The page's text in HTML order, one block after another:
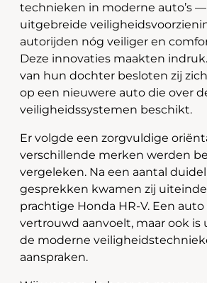
technieken in moderne auto’s
uitgebreide
autorijden nóg veiliger en
Deze innovaties maakten
van hun dochter besloten zij
op een nieuwere auto die over
veiligheidssystemen beschikt.
Er volgde een zorgvuldige
verschillende merken werden
vergeleken. Na een aantal
gesprekken kwamen zij
prachtige Honda HR-V. Een
vertrouwd aanvoelt, maar ook
de moderne
aanspraken.